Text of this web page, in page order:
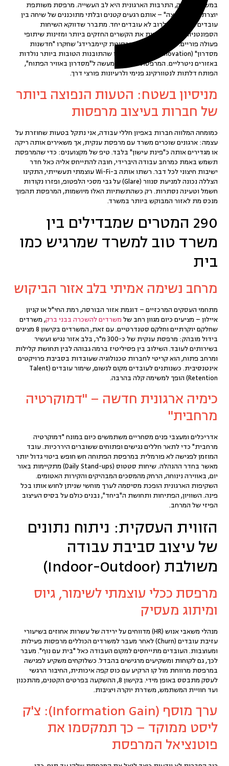
במשרדי הייטק, התרבות הארגונית היא לב העשייה. מרפסת משותפת
יוצרת "מפגשי קצה" – אותם רגעים קטנים ובלתי מתוכננים של שיחה בין
עובדים מצוותים שלרוב לא עובדים יחד. מתברר שדווקא השיחות
הספונטניות הללו מייצרות את הקשרים החזקים ביותר ומזינות שיתופי
פעולה פוריים. סטודנטים מאוניברסיטת קיימברידג' שחקרו "חדשנות
מסדרון" (Corridor Innovation), מצאו שהתובנות הטובות ביותר נולדות
באזורים ניטרליים. המרפסת הופכת למעשה ל"מסדרון באוויר הפתוח",
הפותח דלתות לנטוורקינג פנימי ולרעיונות פורצי דרך.
מניסיון בשטח: הטעות הנפוצה ביותר
של חברות בעיצוב מרפסות
כמומחה המלווה חברות באפיון חללי עבודה, אני נתקל בטעות שחוזרת על
עצמה: ארגונים שוכרים משרד עם מרפסת ענקית, אך משאירים אותה ריקה
או מגדירים אותה כ"פינת עישון" בלבד. טיפ של מקצוענים: כדי שהמרפסת
תשמש באמת כמרחב עבודה היברידי, חובה להתייחס אליה כאל חדר
ישיבות חיצוני לכל דבר. רשתו אותה ב-Wi-Fi עוצמתי תעשייתי, התקינו
הצללה נכונה למניעת סנוור (Glare) על גבי מסכי הלפטופ, ופזרו נקודות
חשמל וטעינה נסתרות. רק כשהתשתיות האלו מיושמות, המרפסת תהפוך
מנכס מת לאזור המבוקש ביותר במשרד.
290 המטרים שמבדילים בין
משרד טוב למשרד שמרגיש כמו
בית
מרחב נשימה אמיתי בלב אזור הביקוש
מתחמי העסקים המרכזיים – דוגמת אזור הבורסה, רמת החי"ל או קניון
איילון – מציעים כיום מגוון רחב של משרדים להשכרה בבני ברק, משרדים
שחלקם יוקרתיים וחלקם סטנדרטיים. עם זאת, המשרדים בקישון 8 מציגים
בידול מובהק: מרפסת ענקית של כ-300 מ"ר, בלב אזור נגיש ועשיר
בשירותים לעובד. השילוב בין פסיליטיז ברמה גבוהה לבין תחושת קלילות
ומרחב פתוח, הוא קריטי לחברות טכנולוגיה שעובדות בסביבת פרויקטים
אינטנסיבית. כשנותנים לעובדים מקום לנשום,
שימור עובדים (Talent
Retention) הופך למשימה קלה בהרבה.
כימיה ארגונית חדשה – "דמוקרטיה
מרחבית"
אדריכלים ומעצבי פנים מסחריים משתמשים כיום במונח "דמוקרטיה
מרחבית" כדי לתאר חללים נגישים ופתוחים ששוברים היררכיות. עובד
המוזמן לפגישה לא פורמלית במרפסת הפתוחה חש חופש ביטוי גדול יותר
מאשר בחדר ההנהלה. שיחות סטטוס (Daily Stand-ups) מתקיימות באור
יום, באווירה נינוחה, הרחק מהמסכים המבהיקים והקירות האטומים.
השקיפות הארגונית הופכת מסיסמה לערך מוחשי שניתן לחוש אותו בכל
פינה. השוויון, הפתיחות ותחושת ה"ביחד", נבנים כולם על בסיס העיצוב
הפיזי של המרחב.
הזווית העסקית: ניתוח נתונים
של עיצוב סביבת עבודה
משולבת (Indoor-Outdoor)
מרפסת ככלי עוצמתי לשימור, גיוס
ומיתוג מעסיק
מנהלי משאבי אנוש (HR) מדווחים על ירידה של עשרות אחוזים בשיעורי
עזיבת עובדים (Churn) לאחר מעבר למשרדים הכוללים מרפסות פעילות
ומעוצבות. העובדים מתייחסים למקום העבודה כאל "בית עם נוף". מעבר
לכך, גםלקוחות ומשקיעים מרגישים בהבדל. כשלוקחים משקיע לפגישה
במרפסת מרווחת מול קו הרקיע עם כוס קפה איכותית, החיבור הרגשי
לעסק מתבסס באופן מידי. בקישון 8, ההשקעה בפרטים הקטנים, מהתכנון
ועד חוויית המשתמש, משדרת יוקרה ויציבות.
ערך מוסף (Information Gain): צ'ק
ליסט ממוקד – כך תמקסמו את
פוטנציאל המרפסת